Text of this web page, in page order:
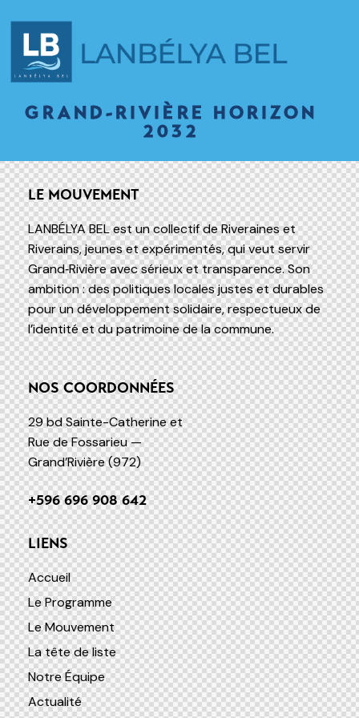
GRAND-RIVIÈRE HORIZON
2032
LE MOUVEMENT
LANBÉLYA BEL est un collectif de Riveraines et
Riverains, jeunes et expérimentés, qui veut servir
Grand‑Rivière avec sérieux et transparence. Son
ambition : des politiques locales justes et durables
pour un développement solidaire, respectueux de
l’identité et du patrimoine de la commune.
NOS COORDONNÉES
29 bd Sainte-Catherine et
Rue de Fossarieu —
Grand’Rivière (972)
+596 696 908 642
LIENS
Accueil
Le Programme
Le Mouvement
La tête de liste
Notre Équipe
Actualité